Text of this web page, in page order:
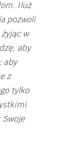
Iluż
pozwoli
w
aby
aby
z
tylko